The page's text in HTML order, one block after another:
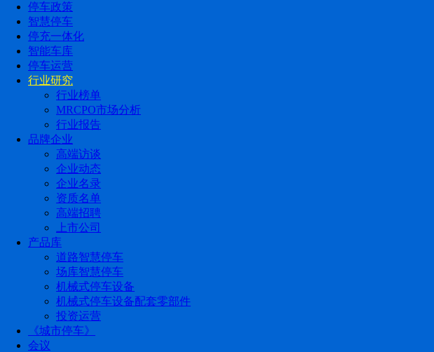
停车政策
智慧停车
停充一体化
智能车库
停车运营
行业研究
行业榜单
MRCPO市场分析
行业报告
品牌企业
高端访谈
企业动态
企业名录
资质名单
高端招聘
上市公司
产品库
道路智慧停车
场库智慧停车
机械式停车设备
机械式停车设备配套零部件
投资运营
《城市停车》
会议